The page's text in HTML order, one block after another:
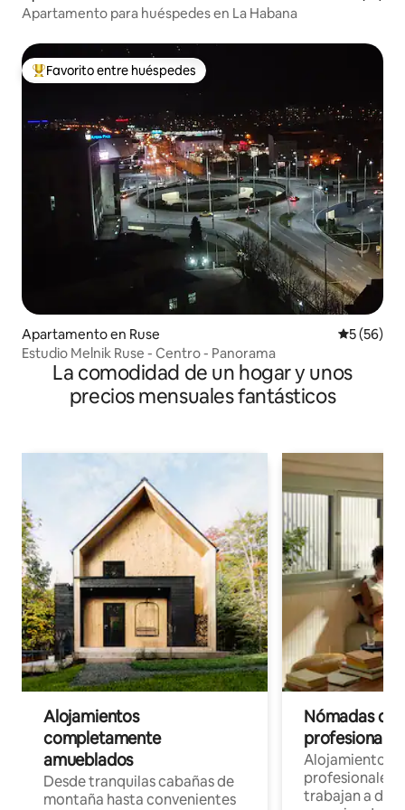
Apartamento para huéspedes en La Habana
Favorito entre huéspedes preferido
Favorito entre huéspedes
Apartamento en Ruse
5 (56)
Estudio Melnik Ruse - Centro - Panorama
La comodidad de un hogar y unos
precios mensuales fantásticos
Alojamientos
completamente
amueblados
Desde tranquilas cabañas de
montaña hasta convenientes
Nómadas
Alojamientos
profesionales
trabajan a